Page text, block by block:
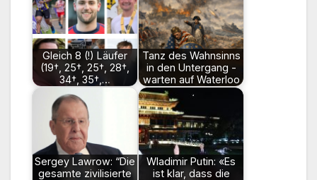
Gleich 8 (!) Läufer
(19†, 25†, 25†, 28†,
34†, 35†,…
Tanz des Wahnsinns
in den Untergang -
warten auf Waterloo
Sergey Lawrow: “Die
gesamte zivilisierte
Wladimir Putin: «Es
ist klar, dass die